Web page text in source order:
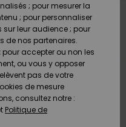
; pour mesurer la
; pour personnaliser
sur leur audience ; pour
de nos partenaires.
accepter ou non les
ou vous y opposer
pas de votre
de mesure
consultez notre :
Politique de